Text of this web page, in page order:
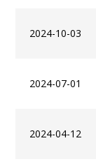
2024-10-03
2024-07-01
2024-04-12